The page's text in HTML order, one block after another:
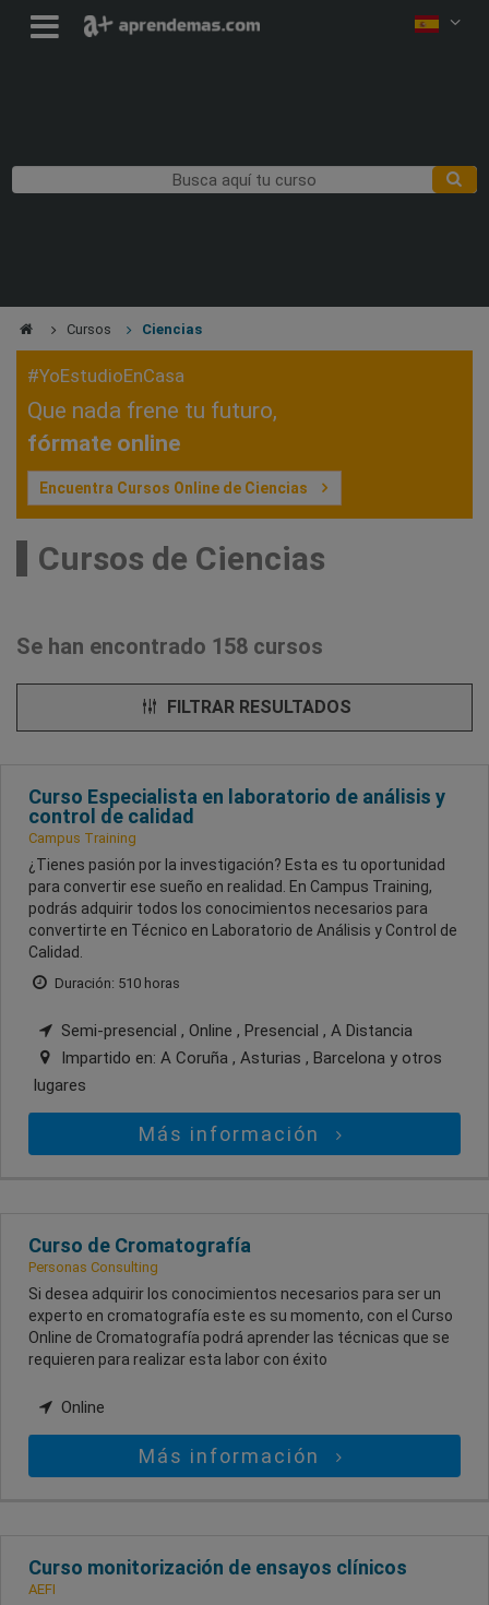
Cursos Ciencias
#YoEstudioEnCasa
Que nada frene tu futuro,
fórmate online
Encuentra Cursos Online de Ciencias
Cursos de Ciencias
Se han encontrado 158 cursos
FILTRAR RESULTADOS
Curso Especialista en laboratorio de análisis y
control de calidad
Campus Training
¿Tienes pasión por la investigación? Esta es tu oportunidad
para convertir ese sueño en realidad. En Campus Training,
podrás adquirir todos los conocimientos necesarios para
convertirte en Técnico en Laboratorio de Análisis y Control de
Calidad.
Duración: 510 horas
Semi-presencial , Online , Presencial , A Distancia
Impartido en: A Coruña , Asturias , Barcelona y otros
lugares
Más información
Curso de Cromatografía
Personas Consulting
Si desea adquirir los conocimientos necesarios para ser un
experto en cromatografía este es su momento, con el Curso
Online de Cromatografía podrá aprender las técnicas que se
requieren para realizar esta labor con éxito
Online
Más información
Curso monitorización de ensayos clínicos
AEFI